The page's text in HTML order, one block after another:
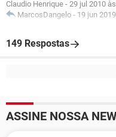
Claudio Henrique - 29 jul 2010
MarcosDangelo - 19 jun
149 Respostas
ASSINE NOSSA